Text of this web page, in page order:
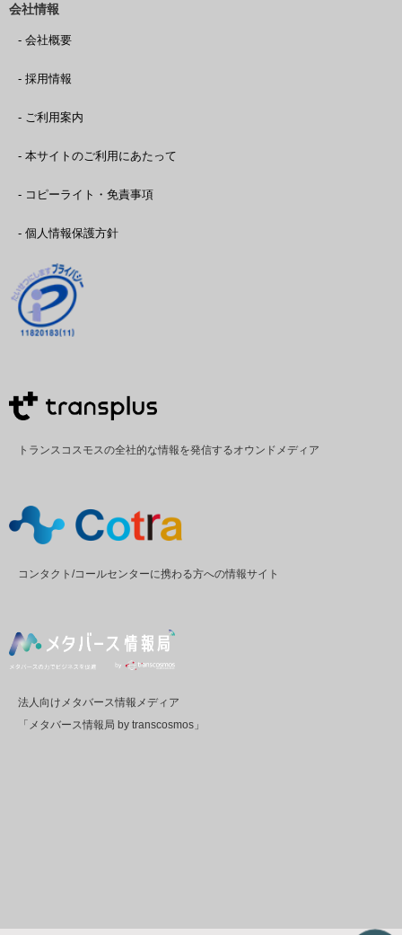
会社情報
- 会社概要
- 採用情報
- ご利用案内
- 本サイトのご利用にあたって
- コピーライト・免責事項
- 個人情報保護方針
トランスコスモスの全社的な情報を発信するオウンドメディア
コンタクト/コールセンターに携わる方への情報サイト
法人向けメタバース情報メディア
「メタバース情報局 by transcosmos」